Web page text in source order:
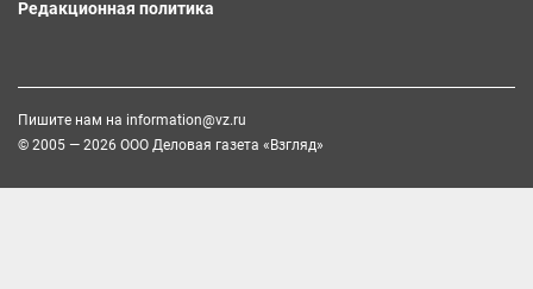
Редакционная политика
Пишите нам на information@vz.ru
© 2005 — 2026 ООО Деловая газета «Взгляд»